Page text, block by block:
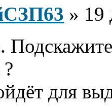
» 19
для